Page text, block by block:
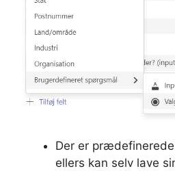
Der er
ellers kan selv lave